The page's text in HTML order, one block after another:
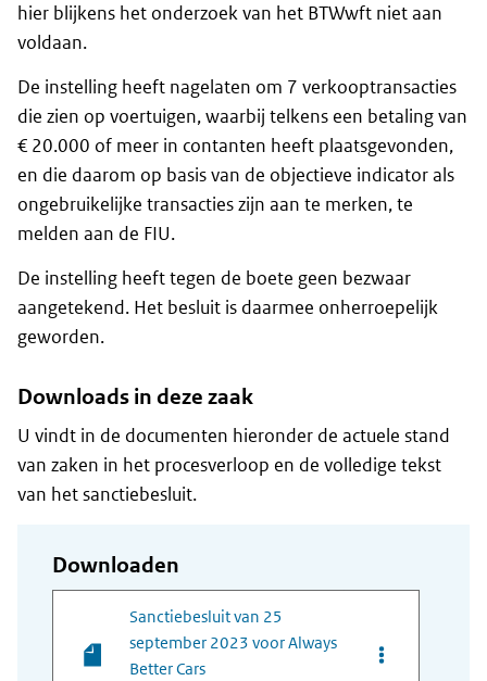
hier blijkens het onderzoek van het BTWwft niet aan
voldaan.
De instelling heeft nagelaten om 7 verkooptransacties
die zien op voertuigen, waarbij telkens een betaling van
€ 20.000 of meer in contanten heeft plaatsgevonden,
en die daarom op basis van de objectieve indicator als
ongebruikelijke transacties zijn aan te merken, te
melden aan de FIU.
De instelling heeft tegen de boete geen bezwaar
aangetekend. Het besluit is daarmee onherroepelijk
geworden.
Downloads in deze zaak
U vindt in de documenten hieronder de actuele stand
van zaken in het procesverloop en de volledige tekst
van het sanctiebesluit.
Downloaden
Sanctiebesluit van 25
september 2023 voor Always
Better Cars
Opties van